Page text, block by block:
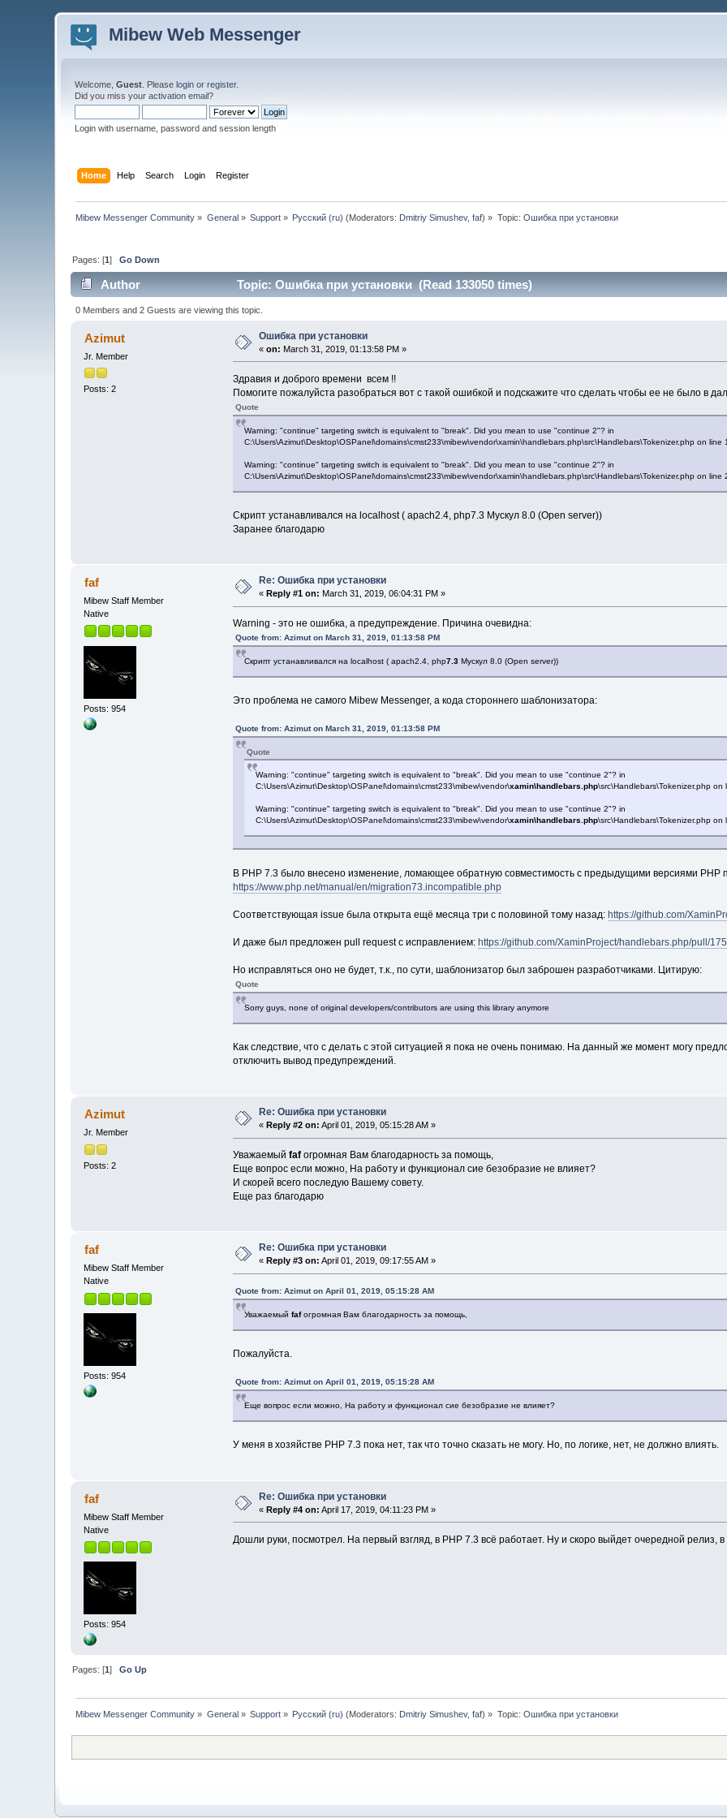
Mibew Web Messenger
Welcome,Guest . Pleaselogin orregister.
Did you miss youractivation email?
Login with username, password and session length
Home Help Search Login Register
Mibew Messenger Community » General» Support » Русский (ru) (Moderators: Dmitriy Simushev,faf) » Topic: Ошибка при установки
Pages: [1]Go Down
Author Topic: Ошибка при установки (Read 133050 times)
0 Members and 2 Guests are viewing this topic.
Azimut
Jr. Member
Posts: 2
Ошибка при установки
«on: March 31, 2019, 01:13:58 PM »
Здравия и доброго времени всем !!
Помогите пожалуйста разобраться вот с такой ошибкой и подскажите что сделать чтобы ее не было в
Quote
Warning: "continue" targeting switch is equivalent to "break". Did you mean to use "continue 2"? in
C:\Users\Azimut\Desktop\OSPanel\domains\cmst233\mibew\vendor\xamin\handlebars.php\src\Handlebars\Tokenizer.php on line
Warning: "continue" targeting switch is equivalent to "break". Did you mean to use "continue 2"? in
C:\Users\Azimut\Desktop\OSPanel\domains\cmst233\mibew\vendor\xamin\handlebars.php\src\Handlebars\Tokenizer.php on line
Скрипт устанавливался на localhost ( apach2.4, php7.3 Мускул 8.0 (Open server))
Заранее благодарю
faf
Mibew Staff Member
Native
Posts: 954
Re: Ошибка при установки
«Reply #1 on: March 31, 2019, 06:04:31 PM »
Warning - это не ошибка, а предупреждение. Причина очевидна:
Quote from: Azimut on March 31, 2019, 01:13:58 PM
Скрипт устанавливался на localhost ( apach2.4, php7.3Мускул 8.0 (Open server))
Это проблема не самого Mibew Messenger, а кода стороннего шаблонизатора:
Quote from: Azimut on March 31, 2019, 01:13:58 PM
Quote
Warning: "continue" targeting switch is equivalent to "break". Did you mean to use "continue 2"? in
C:\Users\Azimut\Desktop\OSPanel\domains\cmst233\mibew\vendor\xamin\handlebars.php\src\Handlebars\Tokenizer.php on
Warning: "continue" targeting switch is equivalent to "break". Did you mean to use "continue 2"? in
C:\Users\Azimut\Desktop\OSPanel\domains\cmst233\mibew\vendor\xamin\handlebars.php\src\Handlebars\Tokenizer.php on
В PHP 7.3 было внесено изменение, ломающее обратную совместимость с предыдущими версиями PHP
https://www.php.net/manual/en/migration73.incompatible.php
Соответствующая issue была открыта ещё месяца три с половиной тому назад: https://github.com/
И даже был предложен pull request с исправлением: https://github.com/XaminProject/handlebars.php/pull/175
Но исправляться оно не будет, т.к., по сути, шаблонизатор был заброшен разработчиками. Цитирую:
Quote
Sorry guys, none of original developers/contributors are using this library anymore
Как следствие, что с делать с этой ситуацией я пока не очень понимаю. На данный же момент могу
отключить вывод предупреждений.
Azimut
Jr. Member
Posts: 2
Re: Ошибка при установки
« Reply #2 on: April 01, 2019, 05:15:28 AM »
Уважаемый fafогромная Вам благодарность за помощь,
Еще вопрос если можно, На работу и функционал сие безобразие не влияет?
И скорей всего последую Вашему совету.
Еще раз благодарю
faf
Mibew Staff Member
Native
Posts: 954
Re: Ошибка при установки
« Reply #3 on: April 01, 2019, 09:17:55 AM »
Quote from: Azimut on April 01, 2019, 05:15:28 AM
Уважаемый fafогромная Вам благодарность за помощь,
Пожалуйста.
Quote from: Azimut on April 01, 2019, 05:15:28 AM
Еще вопрос если можно, На работу и функционал сие безобразие не влияет?
У меня в хозяйстве PHP 7.3 пока нет, так что точно сказать не могу. Но, по логике, нет, не должно влиять.
faf
Mibew Staff Member
Native
Posts: 954
Re: Ошибка при установки
«Reply #4 on: April 17, 2019, 04:11:23 PM »
Дошли руки, посмотрел. На первый взгляд, в PHP 7.3 всё работает. Ну и скоро выйдет очередной релиз,
Pages: [1]Go Up
Mibew Messenger Community » General » Support » Русский (ru) (Moderators: Dmitriy Simushev,faf) » Topic: Ошибка при установки